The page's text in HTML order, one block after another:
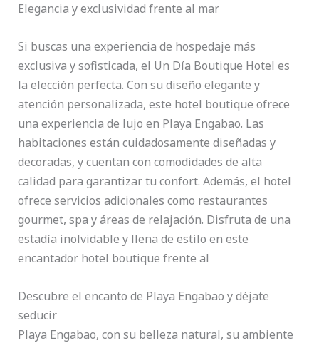
Elegancia y exclusividad frente al mar
Si buscas una experiencia de hospedaje más
exclusiva y sofisticada, el Un Día Boutique Hotel es
la elección perfecta. Con su diseño elegante y
atención personalizada, este hotel boutique ofrece
una experiencia de lujo en Playa Engabao. Las
habitaciones están cuidadosamente diseñadas y
decoradas, y cuentan con comodidades de alta
calidad para garantizar tu confort. Además, el hotel
ofrece servicios adicionales como restaurantes
gourmet, spa y áreas de relajación. Disfruta de una
estadía inolvidable y llena de estilo en este
encantador hotel boutique frente al
Descubre el encanto de Playa Engabao y déjate
seducir
Playa Engabao, con su belleza natural, su ambiente